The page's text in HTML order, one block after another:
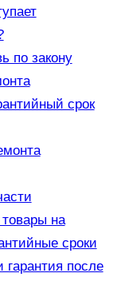
по закону
срок
на
сроки
после